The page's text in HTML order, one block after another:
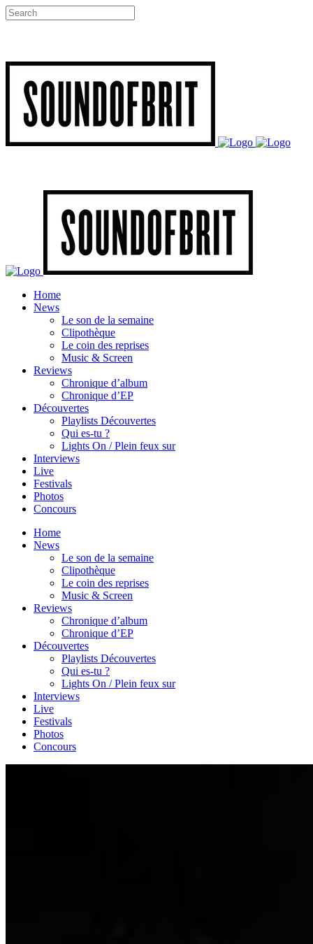
Home
News
Le son de la semaine
Clipothèque
Le coin des reprises
Music & Screen
Reviews
Chronique d’album
Chronique d’EP
Découvertes
Playlists Découvertes
Qui es-tu ?
Lights On / Plein feux sur
Interviews
Live
Festivals
Photos
Concours
Home
News
Le son de la semaine
Clipothèque
Le coin des reprises
Music & Screen
Reviews
Chronique d’album
Chronique d’EP
Découvertes
Playlists Découvertes
Qui es-tu ?
Lights On / Plein feux sur
Interviews
Live
Festivals
Photos
Concours